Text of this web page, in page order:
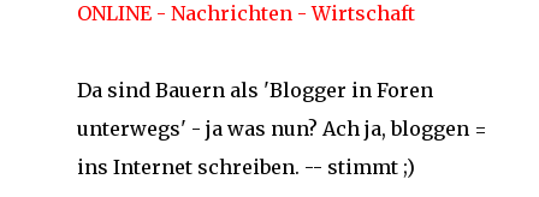
ONLINE - Nachrichten - Wirtschaft
Da sind Bauern als 'Blogger in Foren
unterwegs' - ja was nun? Ach ja, bloggen =
ins Internet schreiben. -- stimmt ;)